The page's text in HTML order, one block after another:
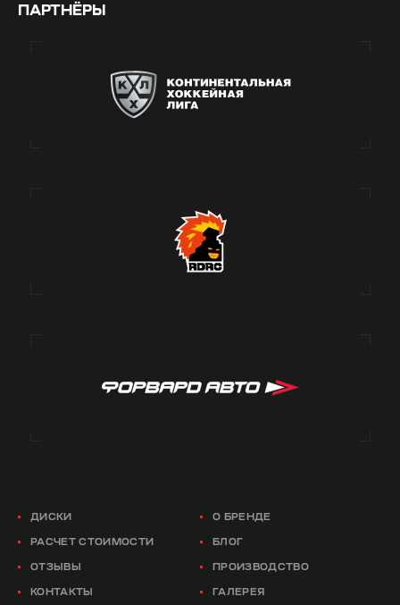
ПАРТНЁРЫ
ДИСКИ О БРЕНДЕ
РАСЧЕТ СТОИМОСТИ БЛОГ
ОТЗЫВЫ ПРОИЗВОДСТВО
КОНТАКТЫ ГАЛЕРЕЯ